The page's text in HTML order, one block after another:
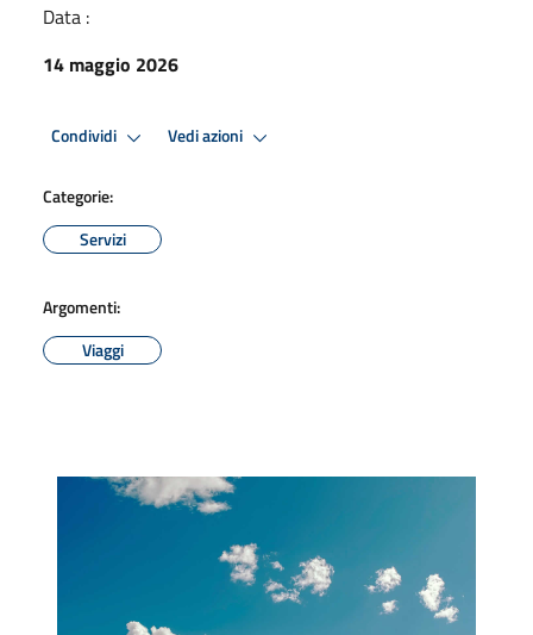
Data :
14 maggio 2026
Condividi Vedi azioni
Categorie:
Servizi
Argomenti:
Viaggi